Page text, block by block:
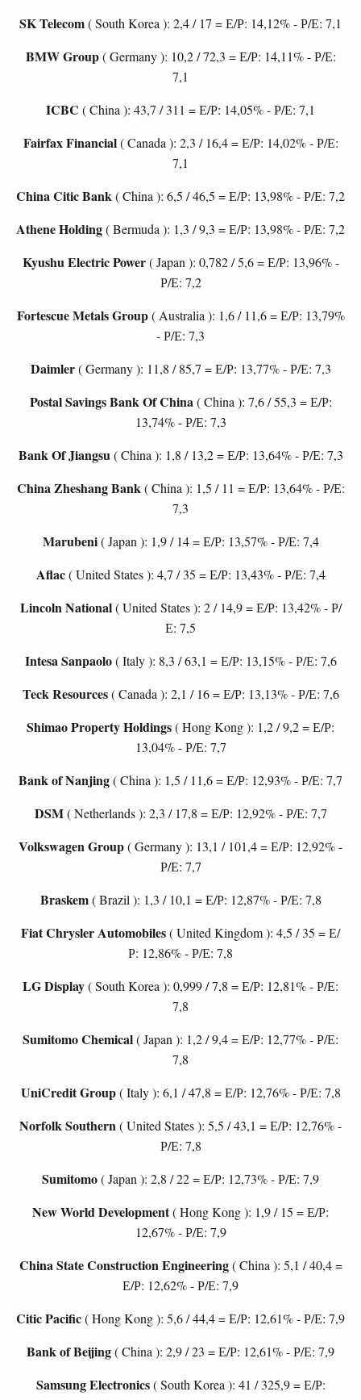
SK Telecom( South Korea ): 2,4 / 17 = Е/Р: 14,12% - Р/Е: 7,1
BMW Group( Germany ): 10,2 / 72,3 = Е/Р: 14,11% - Р/Е:
7,1
ICBC ( China ): 43,7 / 311 = Е/Р: 14,05% - Р/Е: 7,1
Fairfax Financial( Canada ): 2,3 / 16,4 = Е/Р: 14,02% - Р/Е:
7,1
China Citic Bank( China ): 6,5 / 46,5 = Е/Р: 13,98% - Р/Е: 7,2
Athene Holding( Bermuda ): 1,3 / 9,3 = Е/Р: 13,98% - Р/Е: 7,2
Kyushu Electric Power( Japan ): 0,782 / 5,6 = Е/Р: 13,96% -
Р/Е: 7,2
Fortescue Metals Group( Australia ): 1,6 / 11,6 = Е/Р: 13,79%
- Р/Е: 7,3
Daimler( Germany ): 11,8 / 85,7 = Е/Р: 13,77% - Р/Е: 7,3
Postal Savings Bank Of China ( China ): 7,6 / 55,3 = Е/Р:
13,74% - Р/Е: 7,3
Bank Of Jiangsu ( China ): 1,8 / 13,2 = Е/Р: 13,64% - Р/Е: 7,3
China Zheshang Bank ( China ): 1,5 / 11 = Е/Р: 13,64% - Р/Е:
7,3
Marubeni( Japan ): 1,9 / 14 = Е/Р: 13,57% - Р/Е: 7,4
Aflac( United States ): 4,7 / 35 = Е/Р: 13,43% - Р/Е: 7,4
Lincoln National( United States ): 2 / 14,9 = Е/Р: 13,42% - Р/
Е: 7,5
Intesa Sanpaolo( Italy ): 8,3 / 63,1 = Е/Р: 13,15% - Р/Е: 7,6
Teck Resources( Canada ): 2,1 / 16 = Е/Р: 13,13% - Р/Е: 7,6
Shimao Property Holdings( Hong Kong ): 1,2 / 9,2 = Е/Р:
13,04% - Р/Е: 7,7
Bank of Nanjing( China ): 1,5 / 11,6 = Е/Р: 12,93% - Р/Е: 7,7
DSM( Netherlands ): 2,3 / 17,8 = Е/Р: 12,92% - Р/Е: 7,7
Volkswagen Group( Germany ): 13,1 / 101,4 = Е/Р: 12,92% -
Р/Е: 7,7
Braskem( Brazil ): 1,3 / 10,1 = Е/Р: 12,87% - Р/Е: 7,8
Fiat Chrysler Automobiles( United Kingdom ): 4,5 / 35 = Е/
Р: 12,86% - Р/Е: 7,8
LG Display( South Korea ): 0,999 / 7,8 = Е/Р: 12,81% - Р/Е:
7,8
Sumitomo Chemical( Japan ): 1,2 / 9,4 = Е/Р: 12,77% - Р/Е:
7,8
UniCredit Group( Italy ): 6,1 / 47,8 = Е/Р: 12,76% - Р/Е: 7,8
Norfolk Southern( United States ): 5,5 / 43,1 = Е/Р: 12,76% -
Р/Е: 7,8
Sumitomo( Japan ): 2,8 / 22 = Е/Р: 12,73% - Р/Е: 7,9
New World Development( Hong Kong ): 1,9 / 15 = Е/Р:
12,67% - Р/Е: 7,9
China State Construction Engineering( China ): 5,1 / 40,4 =
Е/Р: 12,62% - Р/Е: 7,9
Citic Pacific( Hong Kong ): 5,6 / 44,4 = Е/Р: 12,61% - Р/Е: 7,9
Bank of Beijing( China ): 2,9 / 23 = Е/Р: 12,61% - Р/Е: 7,9
Samsung Electronics( South Korea ): 41 / 325,9 = Е/Р: